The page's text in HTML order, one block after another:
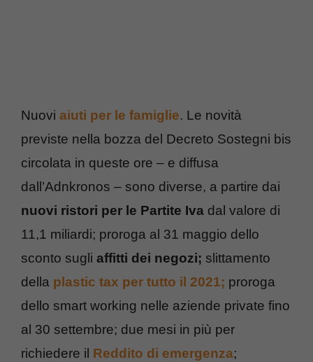
Nuovi aiuti per le famiglie. Le novità
previste nella bozza del Decreto Sostegni bis
circolata in queste ore – e diffusa
dall’Adnkronos – sono diverse, a partire dai
nuovi ristori per le Partite Iva dal valore di
11,1 miliardi; proroga al 31 maggio dello
sconto sugli affitti dei negozi; slittamento
della plastic tax per tutto il 2021; proroga
dello smart working nelle aziende private fino
al 30 settembre; due mesi in più per
richiedere il Reddito di emergenza;